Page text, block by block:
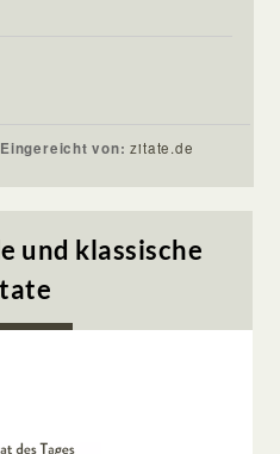
Eingereicht von:zitate.de